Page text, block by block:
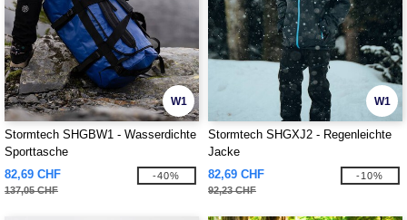
W1
Stormtech SHGBW1 - Wasserdichte
Sporttasche
82,69 CHF
137,05 CHF
-40%
W1
Stormtech SHGXJ2 - Regenleichte
Jacke
82,69 CHF
92,23 CHF
-10%